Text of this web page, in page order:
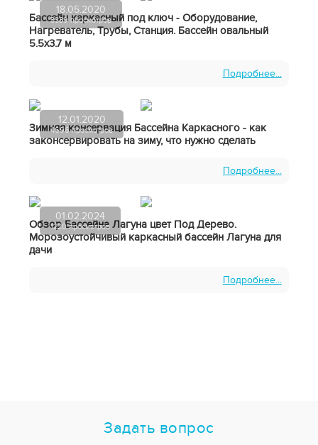
18.05.2020
3339 просмотров
Бассейн каркасный под ключ - Оборудование,
Нагреватель, Трубы, Станция. Бассейн овальный
5.5х3.7 м
Подробнее...
12.01.2020
4696 просмотров
Зимняя консервация Бассейна Каркасного - как
законсервировать на зиму, что нужно сделать
Подробнее...
01.02.2024
1220 просмотров
Обзор Бассейна Лагуна цвет Под Дерево.
Морозоустойчивый каркасный бассейн Лагуна для
дачи
Подробнее...
Задать вопрос